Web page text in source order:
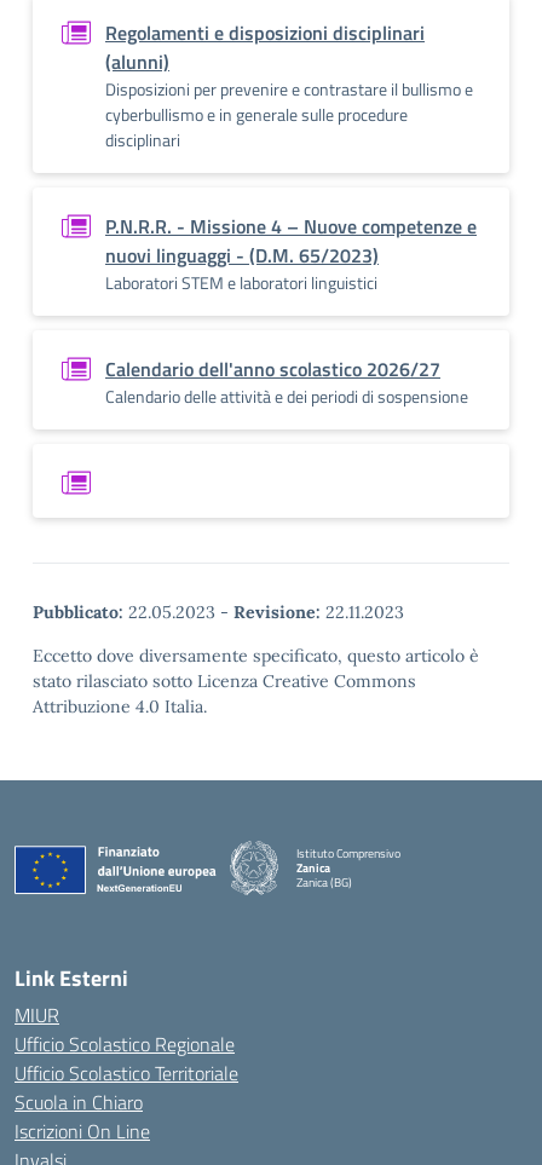
Regolamenti e disposizioni disciplinari
(alunni)
Disposizioni per prevenire e contrastare il bullismo e
cyberbullismo e in generale sulle procedure
disciplinari
P.N.R.R. - Missione 4 – Nuove competenze e
nuovi linguaggi - (D.M. 65/2023)
Laboratori STEM e laboratori linguistici
Calendario dell'anno scolastico 2026/27
Calendario delle attività e dei periodi di sospensione
Pubblicato: 22.05.2023 - Revisione: 22.11.2023
Eccetto dove diversamente specificato, questo articolo è
stato rilasciato sotto Licenza Creative Commons
Attribuzione 4.0 Italia.
Istituto Comprensivo
Zanica
Zanica (BG)
Link Esterni
MIUR
Ufficio Scolastico Regionale
Ufficio Scolastico Territoriale
Scuola in Chiaro
Iscrizioni On Line